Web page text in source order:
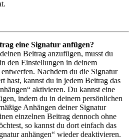
eine Signatur anfügen?
Beitrag anzufügen, musst du
den Einstellungen in deinem
Nachdem du die Signatur
hast, kannst du in jedem Beitrag das
aktivieren. Du kannst eine
indem du in deinem persönlichen
Anhängen deiner Signatur
einzelnen Beitrag dennoch ohne
so kannst du dort einfach das
anhängen“ wieder deaktivieren.